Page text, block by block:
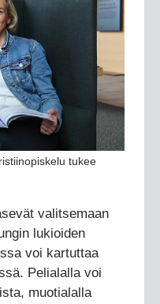
tukee
valitsemaan
lukioiden
voi kartuttaa
Pelialalla voi
muotialalla